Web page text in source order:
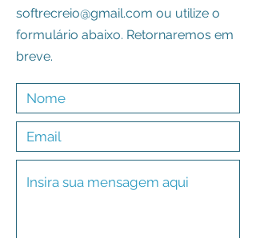
softrecreio@gmail.com ou utilize o
formulário abaixo. Retornaremos em
breve.